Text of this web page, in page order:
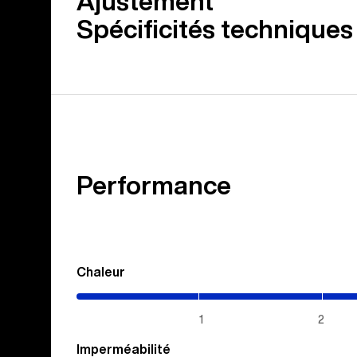
Spécificités techniques
Performance
Chaleur
1 2
Imperméabilité